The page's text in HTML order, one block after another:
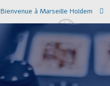
Bienvenue à Marseille Holdem